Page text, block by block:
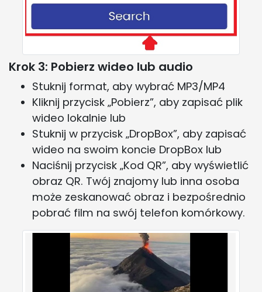
Krok 3: Pobierz wideo lub audio
Stuknij format, aby wybrać MP3/MP4
Kliknij przycisk „Pobierz”, aby zapisać plik
wideo lokalnie lub
Stuknij w przycisk „DropBox”, aby zapisać
wideo na swoim koncie DropBox lub
Naciśnij przycisk „Kod QR”, aby wyświetlić
obraz QR. Twój znajomy lub inna osoba
może zeskanować obraz i bezpośrednio
pobrać film na swój telefon komórkowy.